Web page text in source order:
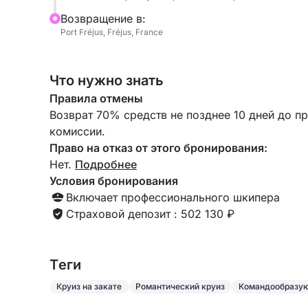
насладитесь спокойным круизом вдоль
атмосферу в исключительной природной
⛵ Панорамный круиз на закате
Отправляйтесь к самым красивым
• Остров Иль-д’Ор (Золотой остров)
• Дикие бухты Эстереля (Восточное полушарие)
• Бирюзовые воды, доступные только с моря
Уникальная атмосфера между золотым
Моменты приключений и отдыха
Bозвращение в:
Port Fréjus, Fréjus, France
Что нужно знать
Правила отмены
Возврат 70% средств не позднее 10 дней до
комиссии.
Право на отказ от этого бронирования:
Нет. Подробнее
Условия бронирования
Включает профессионального шкипера
Страховой депозит : 502 130 ₽
Tеги
Круиз на закате Романтический круиз